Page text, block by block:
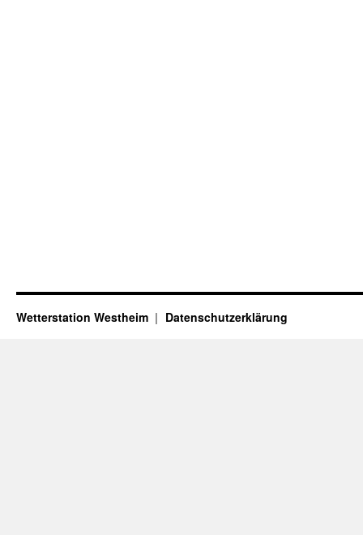
Wetterstation Westheim Datenschutzerklärung